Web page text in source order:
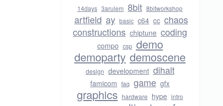
14days 3arulem 8bit 8bitworkshop
artfield ay basic c64 cc chaos
constructions chiptune coding
compo csp demo
demoparty demoscene
design development dihalt
famicom faq game gfx
graphics hardware hype intro